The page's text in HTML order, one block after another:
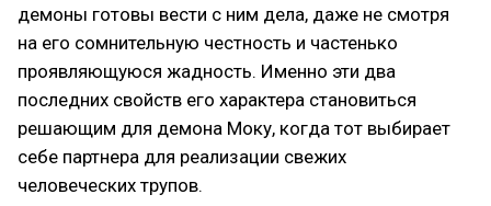
демоны готовы вести с ним дела, даже не смотря
на его сомнительную честность и частенько
проявляющуюся жадность. Именно эти два
последних свойств его характера становиться
решающим для демона Моку, когда тот выбирает
себе партнера для реализации свежих
человеческих трупов.